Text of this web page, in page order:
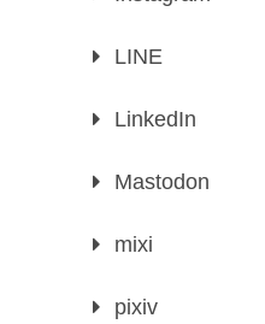
LINE
LinkedIn
Mastodon
mixi
pixiv